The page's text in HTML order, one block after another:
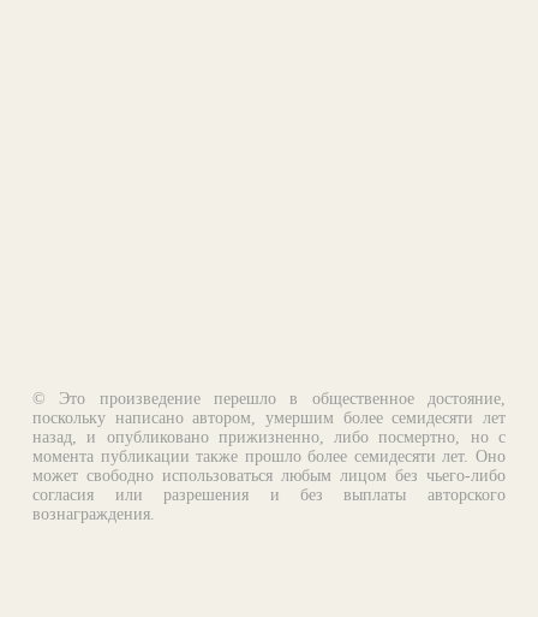
© Это произведение перешло в общественное достояние,
поскольку написано автором, умершим более семидесяти лет
назад, и опубликовано прижизненно, либо посмертно, но с
момента публикации также прошло более семидесяти лет. Оно
может свободно использоваться любым лицом без чьего-либо
согласия или разрешения и без выплаты авторского
вознаграждения.